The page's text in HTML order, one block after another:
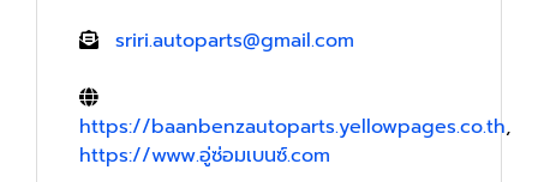
sriri.autoparts@gmail.com
https://baanbenzautoparts.yellowpages.co.th,
https://www.อู่ซ่อมเบนซ์.com